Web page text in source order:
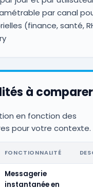
par canal
(finance, santé,
à comparer
en fonction des
pour votre contexte.
FONCTIONNALITÉ
Messagerie
instantanée en